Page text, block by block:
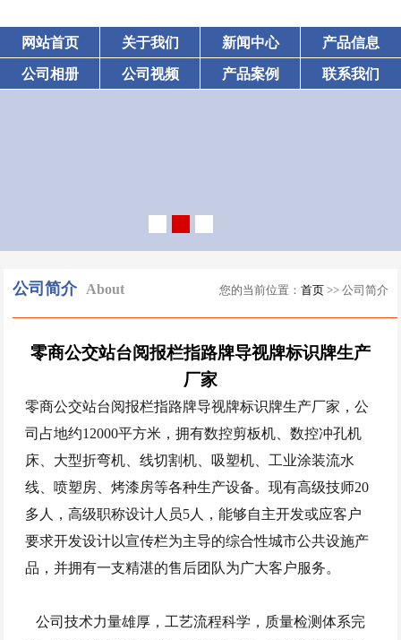
网站首页 关于我们 新闻中心 产品信息
公司相册 公司视频 产品案例 联系我们
公司简介 About 您的当前位置： 首页>> 公司简介
零商公交站台阅报栏指路牌导视牌标识牌生产
厂家
零商公交站台阅报栏指路牌导视牌标识牌生产厂家，公
司占地约12000平方米，拥有数控剪板机、数控冲孔机
床、大型折弯机、线切割机、吸塑机、工业涂装流水
线、喷塑房、烤漆房等各种生产设备。现有高级技师20
多人，高级职称设计人员5人，能够自主开发或应客户
要求开发设计以宣传栏为主导的综合性城市公共设施产
品，并拥有一支精湛的售后团队为广大客户服务。
公司技术力量雄厚，工艺流程科学，质量检测体系完